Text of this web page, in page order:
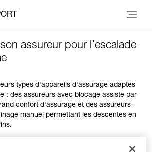
assureur pour l’escalade
types d'appareils d'assurage adaptés
: des assureurs avec blocage assisté par
confort d'assurage et des assureurs-
manuel permettant les descentes en